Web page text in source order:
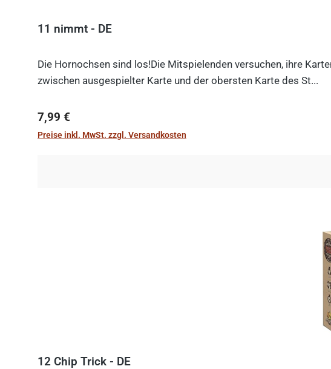
11 nimmt - DE
Die Hornochsen sind los!Die Mitspielenden versuchen, ihre
zwischen ausgespielter Karte und der obersten Karte des St...
Regulärer Preis:
7,99 €
Preise inkl. MwSt. zzgl. Versandkosten
12 Chip Trick - DE